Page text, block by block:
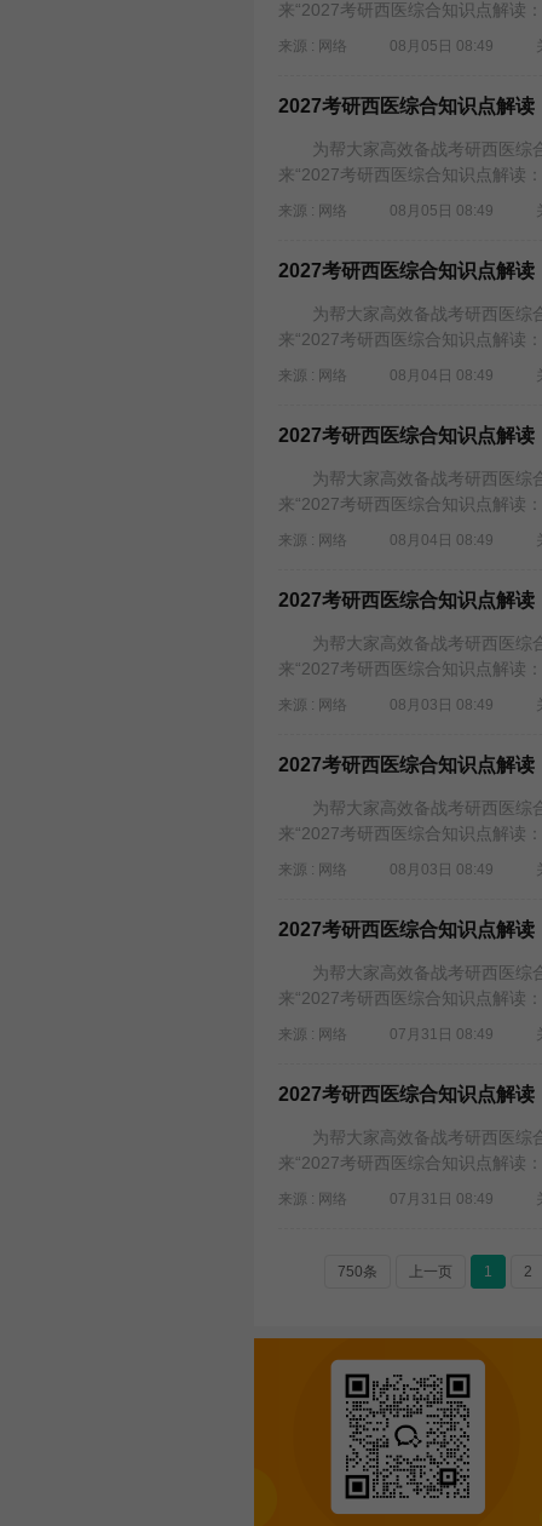
来“2027考研西医综合知识点解读
来源 : 网络 08月05日 08:49
2027考研西医综合知识点解
为帮大家高效备战考研西医综
来“2027考研西医综合知识点解读
来源 : 网络 08月05日 08:49
2027考研西医综合知识点解
为帮大家高效备战考研西医综
来“2027考研西医综合知识点解读
来源 : 网络 08月04日 08:49
2027考研西医综合知识点解
为帮大家高效备战考研西医综
来“2027考研西医综合知识点解读
来源 : 网络 08月04日 08:49
2027考研西医综合知识点解
为帮大家高效备战考研西医综
来“2027考研西医综合知识点解读
来源 : 网络 08月03日 08:49
2027考研西医综合知识点解
为帮大家高效备战考研西医综
来“2027考研西医综合知识点解读
来源 : 网络 08月03日 08:49
2027考研西医综合知识点解
为帮大家高效备战考研西医综
来“2027考研西医综合知识点解读
来源 : 网络 07月31日 08:49
2027考研西医综合知识点解
为帮大家高效备战考研西医综
来“2027考研西医综合知识点解读
来源 : 网络 07月31日 08:49
750条 上一页 1 2